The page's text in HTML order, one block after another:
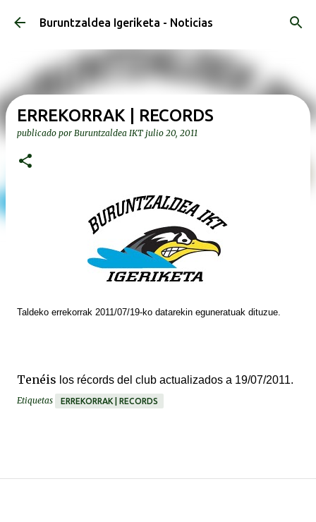
Ir al contenido principal
Buruntzaldea Igeriketa - Noticias
ERREKORRAK | RECORDS
publicado por Buruntzaldea IKT julio 20, 2011
Taldeko errekorrak 2011/07/19-ko datarekin eguneratuak dituzue.
Tenéis los récords del club actualizados a 19/07/2011.
Etiquetas ERREKORRAK | RECORDS